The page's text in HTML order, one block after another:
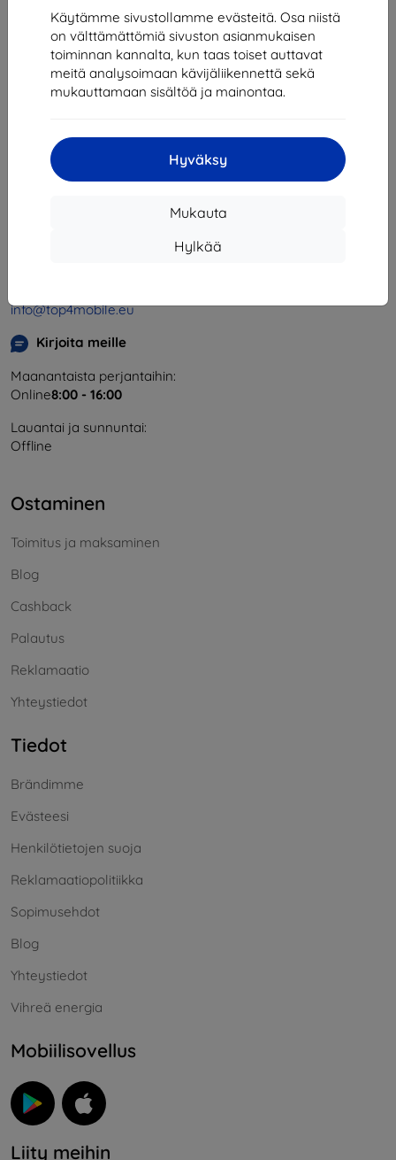
Käytämme sivustollamme evästeitä. Osa niistä
on välttämättömiä sivuston asianmukaisen
toiminnan kannalta, kun taas toiset auttavat
meitä analysoimaan kävijäliikennettä sekä
mukauttamaan sisältöä ja mainontaa.
Hyväksy
Mukauta
Hylkää
«
Shield-SK s.r.o.
SK2023549671
info@top4mobile.eu
Kirjoita meille
Maanantaista perjantaihin:
Online8:00 - 16:00
Lauantai ja sunnuntai:
Offline
Ostaminen
Toimitus ja maksaminen
Blog
Cashback
Palautus
Reklamaatio
Yhteystiedot
Tiedot
Brändimme
Evästeesi
Henkilötietojen suoja
Reklamaatiopolitiikka
Sopimusehdot
Blog
Yhteystiedot
Vihreä energia
Mobiilisovellus
Liity meihin